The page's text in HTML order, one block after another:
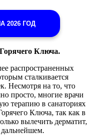
2026 ГОД
Ключа.
распространенных
сталкивается
Несмотря на то, что
просто, многие врачи
терапию в санаториях
Ключа, так как в
вылечить дерматит,